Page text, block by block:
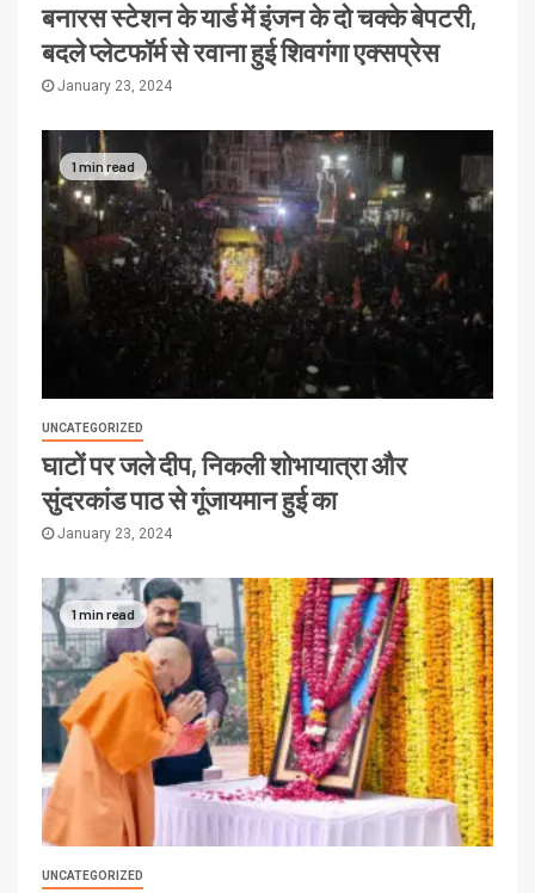
बनारस स्टेशन के यार्ड में इंजन के दो चक्के बेपटरी,
बदले प्लेटफॉर्म से रवाना हुई शिवगंगा एक्सप्रेस
January 23, 2024
1 min read
UNCATEGORIZED
घाटों पर जले दीप, निकली शोभायात्रा और
सुंदरकांड पाठ से गूंजायमान हुई का
January 23, 2024
1 min read
UNCATEGORIZED